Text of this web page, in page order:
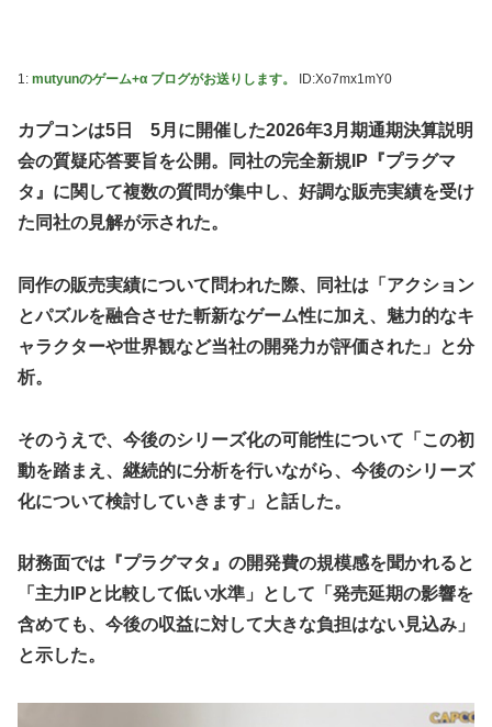
【艦これ】なんか調べたらE5めちゃくちゃ対地艦使うや
【名探偵プリキュア】明智が変身できた理由、謎すぎる…
欧州「日本だけ反則だろ…」 世界の『日本びいき』にヨー
ロッパ全土から不満の声
【艦これ】E5-4をウイニングランって言ったやつ誰や
ュアになってしまうｗｗｗ
【ウマ娘】セイちゃんの攻撃力を見よ！！！
【ミリマス】6年後のアイドル達はどんな感じになってるん
定＆最新PV公開！思ったより発売早い…もう半年後か！
【デレマス】 和久井留美「夢を作って、いつか遊んで」
ドンキのうなぎ食べた14人が食中毒…3歳児から75歳まで被
「日本放送協会です」と名乗る男にドアを開けたら地獄…テ
レビもないのに居座り脅迫してきたNHK集金人を警察に通報
して黙らせた←警察官の神対応に感謝しかない
参政党・神谷代表、高市政権の食料品減税を「天下の愚策」
福岡県議会「海外旅行じゃない、海外活動だ！」→視察費
1: mutyunのゲーム+α ブログがお送りします。 ID:Xo7mx1mY0
カプコンは5日 5月に開催した2026年3月期通期決算説明
会の質疑応答要旨を公開。同社の完全新規IP『プラグマ
タ』に関して複数の質問が集中し、好調な販売実績を受け
た同社の見解が示された。
同作の販売実績について問われた際、同社は「アクション
とパズルを融合させた斬新なゲーム性に加え、魅力的なキ
ャラクターや世界観など当社の開発力が評価された」と分
析。
そのうえで、今後のシリーズ化の可能性について「この初
動を踏まえ、継続的に分析を行いながら、今後のシリーズ
化について検討していきます」と話した。
財務面では『プラグマタ』の開発費の規模感を聞かれると
「主力IPと比較して低い水準」として「発売延期の影響を
含めても、今後の収益に対して大きな負担はない見込み」
と示した。